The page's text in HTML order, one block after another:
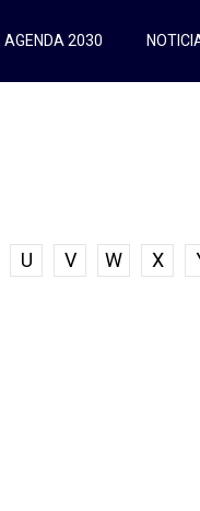
AGENDA 2030
U V W X